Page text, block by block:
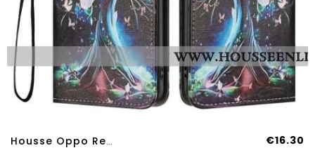
Housse Oppo Reno 14 Pro Arbre Aux Papillons €16.30